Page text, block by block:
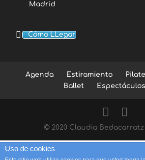
Madrid
Cómo LLegar
Agenda Estiramiento
Ballet
Espectáculos
© 2020 Claudia Bedacarratz
Uso de cookies